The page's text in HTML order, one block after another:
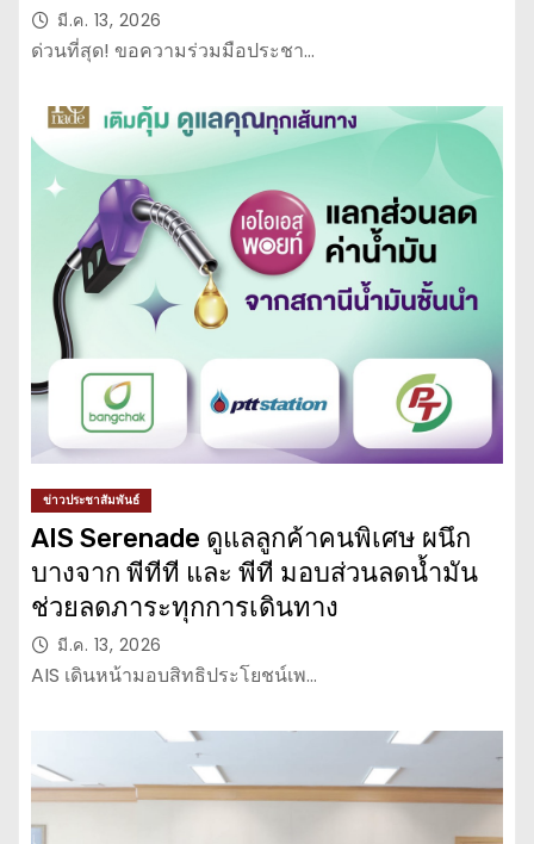
มี.ค. 13, 2026
ด่วนที่สุด! ขอความร่วมมือประชา…
ข่าวประชาสัมพันธ์
AIS Serenade ดูแลลูกค้าคนพิเศษ ผนึก
บางจาก พีทีที และ พีที มอบส่วนลดน้ำมัน
ช่วยลดภาระทุกการเดินทาง
มี.ค. 13, 2026
AIS เดินหน้ามอบสิทธิประโยชน์เพ…